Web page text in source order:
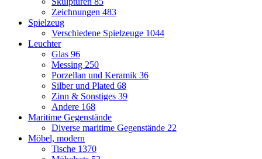
Zeichnungen 483
Spielzeug
Verschiedene Spielzeuge 1044
Leuchter
Glas 96
Messing 250
Porzellan und Keramik 36
Silber und Plated 68
Zinn & Sonstiges 39
Andere 168
Maritime Gegenstände
Diverse maritime Gegenstände 22
Möbel, modern
Tische 1370